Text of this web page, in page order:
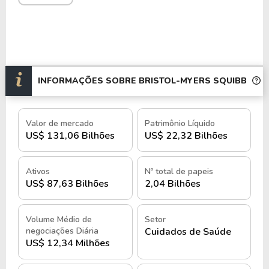
negociadas na Bolsa de Valores de Nova York
(NYSE
) sob o ticker BMY e, no Brasil, por meio do
História e quando foi criada a
Bristol-Myers Squibb Company
A Bristol-Myers Squibb Company foi fundada em
1887, nos Estados Unidos, por William McLaren
Bristol e John Ripley Myers, inicialmente como
uma pequena manufatura de produtos
farmacêuticos e químicos.
INFORMAÇÕES SOBRE BRISTOL-MYERS SQUIBB
Valor de mercado
US$ 131,06 Bilhões
Patrimônio Líquido
US$ 22,32 Bilhões
Ativos
US$ 87,63 Bilhões
Nº total de papeis
2,04 Bilhões
Volume Médio de
negociações Diária
US$ 12,34 Milhões
Setor
Cuidados de Saúde